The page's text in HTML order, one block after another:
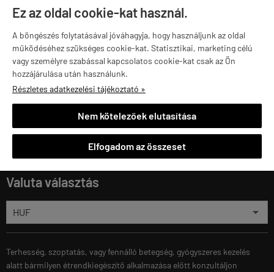
Ez az oldal cookie-kat használ.
A böngészés folytatásával jóváhagyja, hogy használjunk az oldal
működéséhez szükséges cookie-kat. Statisztikai, marketing célú
vagy személyre szabással kapcsolatos cookie-kat csak az Ön
hozzájárulása után használunk.
Részletes adatkezelési tájékoztató »
Nem kötelezőek elutasítása
Elfogadom az összeset
E info@360sport.hu
M 06 20 610 11 11
T 1141 Budapest,
Szugló u. 83-85.
H-P:10:00-18:00
Valuta választás
Terhesség, szoptatás, vagy fennálló betegség, gyógyszeres kezelés
alatt bármilyen étrendkiegészítő alkalmazása előtt konzultáljon